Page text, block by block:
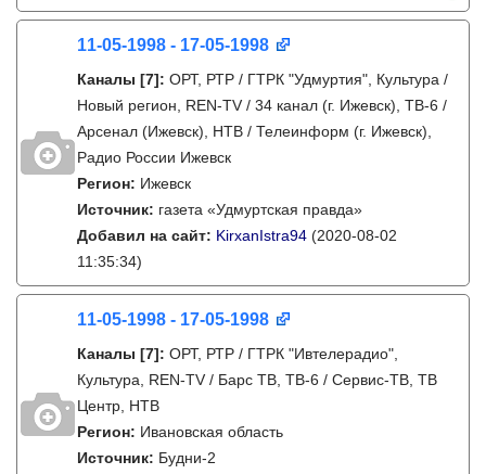
11-05-1998 - 17-05-1998
Каналы [7]: ОРТ, РТР / ГТРК "Удмуртия", Культура /
Новый регион, REN-TV / 34 канал (г. Ижевск), ТВ-6 /
Арсенал (Ижевск), НТВ / Телеинформ (г. Ижевск),
Радио России Ижевск
Регион: Ижевск
Источник: газета «Удмуртская правда»
Добавил на сайт: KirxanIstra94 (2020-08-02
11:35:34)
11-05-1998 - 17-05-1998
Каналы [7]: ОРТ, РТР / ГТРК "Ивтелерадио",
Культура, REN-TV / Барс ТВ, ТВ-6 / Сервис-ТВ, ТВ
Центр, НТВ
Регион: Ивановская область
Источник: Будни-2